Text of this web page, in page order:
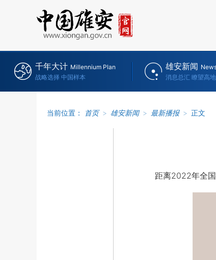
千年大计 Millennium Plan
战略选择 中国样本
雄安新闻
消息总汇 瞭望高地
当前位置： 首页 > 雄安新闻 > 最新播报 > 正文
距离2022年全国硕